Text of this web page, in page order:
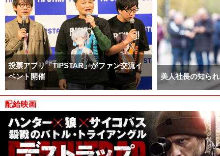
投票アプリ「TIPSTAR」がファン交流イ
ベント開催
美人社長の知ら
配給映画